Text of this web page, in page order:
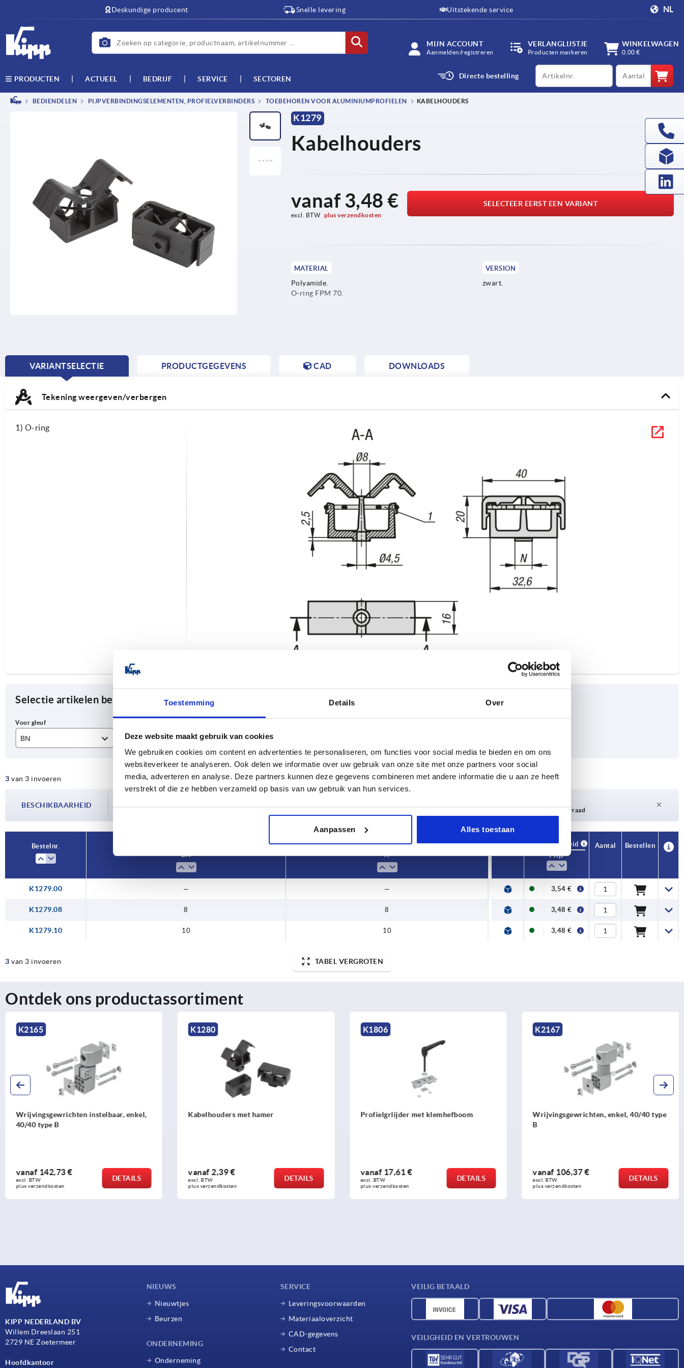
Toestemming Details Over
Deze website maakt gebruik van cookies
We gebruiken cookies om content en advertenties te personaliseren, om functies voor social media te bieden en om ons
websiteverkeer te analyseren. Ook delen we informatie over uw gebruik van onze site met onze partners voor social
media, adverteren en analyse. Deze partners kunnen deze gegevens combineren met andere informatie die u aan ze heeft
verstrekt of die ze hebben verzameld op basis van uw gebruik van hun services.
Aanpassen Alles toestaan
Deskundige producent Snelle levering Uitstekende service NL
MIJN ACCOUNT
Aanmelden/registreren
VERLANGLIJSTJE
Producten markeren
WINKELWAGEN
0,00 €
PRODUCTEN ACTUEEL BEDRIJF SERVICE SECTOREN Directe bestelling
productCode qty
BEDIENDELEN PIJPVERBINDINGSELEMENTEN, PROFIELVERBINDERS TOEBEHOREN VOOR ALUMINIUMPROFIELEN KABELHOUDERS
K1279
Kabelhouders
vanaf3,48 €
excl. BTW plus verzendkosten
SELECTEER EERST EEN VARIANT
MATERIAL
Polyamide.
O-ring FPM 70.
VERSION
zwart.
VARIANTSELECTIE
CURRENT
PRODUCTGEGEVENS CAD DOWNLOADS
Tekening weergeven/verbergen
1) O-ring
Selectie artikelen begrenzen
BN
10 10
3 van 3 invoeren TABEL VERGROTEN
BESCHIKBAARHEID
De beschikbaarheid wordt meerdere keren per dag met regelmatige tussenpozen
Momenteel niet op voorraad
Bestelnr.
BN
N
CAD
Beschikbaarheid
Prijs
Aantal Bestellen
K1279.00 — — 3,54 €
K1279.08 8 8 3,48 €
K1279.10 10 10 3,48 €
3 van 3 invoeren TABEL VERGROTEN
Ontdek ons productassortiment
K1280
Kabelhouders met hamer
vanaf 2,39 €
excl. BTW
plus verzendkosten
DETAILS
K1806
Profielgrlijder met klemhefboom
vanaf 17,61 €
excl. BTW
plus verzendkosten
DETAILS
K2167
Wrijvingsgewrichten, enkel, 40/40 type
vanaf 106,37 €
excl. BTW
plus verzendkosten
DETAILS
K2542
Stijlconsoles type B en type I
vanaf 28,83 €
excl. BTW
plus verzendkosten
DETAILS
KIPP NEDERLAND BV
Willem Dreeslaan 251
2729 NE Zoetermeer
Hoofdkantoor
NIEUWS
Nieuwtjes
Beurzen
ONDERNEMING
Onderneming
SERVICE
Leveringsvoorwaarden
Materiaaloverzicht
CAD-gegevens
Contact
VEILIG BETAALD
VEILIGHEID EN VERTROUWEN